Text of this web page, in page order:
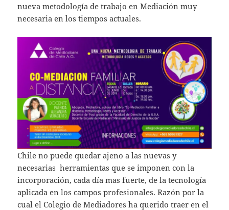
nueva metodología de trabajo en Mediación muy
necesaria en los tiempos actuales.
Chile no puede quedar ajeno a las nuevas y
necesarias herramientas que se imponen con la
incorporación, cada día mas fuerte, de la tecnología
aplicada en los campos profesionales. Razón por la
cual el Colegio de Mediadores ha querido traer en el